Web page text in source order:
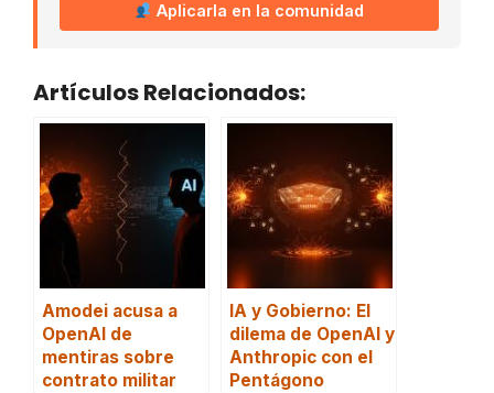
Aplicarla en la comunidad
Artículos Relacionados:
Amodei acusa a
OpenAI de
mentiras sobre
contrato militar
IA y Gobierno: El
dilema de OpenAI y
Anthropic con el
Pentágono